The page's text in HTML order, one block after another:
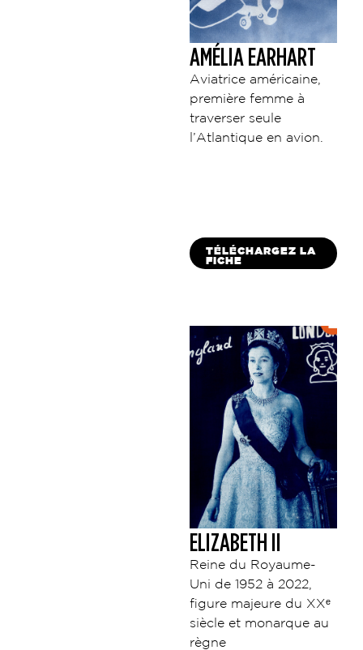
AMÉLIA EARHART
Aviatrice américaine,
première femme à
traverser seule
l’Atlantique en avion.
TÉLÉCHARGEZ LA
FICHE
ELIZABETH II
Reine du Royaume-
Uni de 1952 à 2022,
figure majeure du XXᵉ
siècle et monarque au
règne